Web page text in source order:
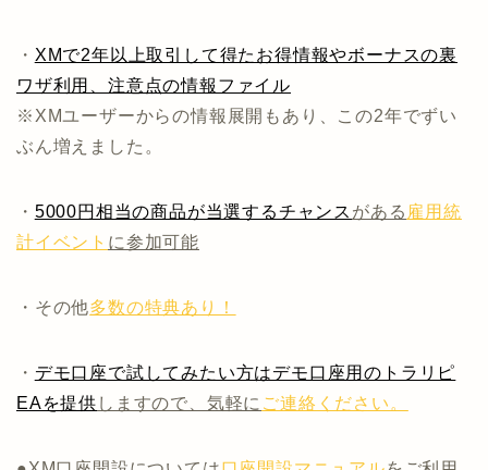
・ XMで2年以上取引して得たお得情報やボーナスの裏
ワザ利用、注意点の情報ファイル
※XMユーザーからの情報展開もあり、この2年でずい
ぶん増えました。
・ 5000円相当の商品が当選するチャンス がある 雇用統
計イベント に参加可能
・その他多数の特典あり！
・ デモ口座で試してみたい方はデモ口座用のトラリピ
EAを提供 しますので、気軽に ご連絡ください。